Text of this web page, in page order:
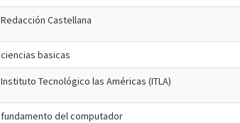
Redacción Castellana
ciencias basicas
Instituto Tecnológico las Américas (ITLA)
fundamento del computador